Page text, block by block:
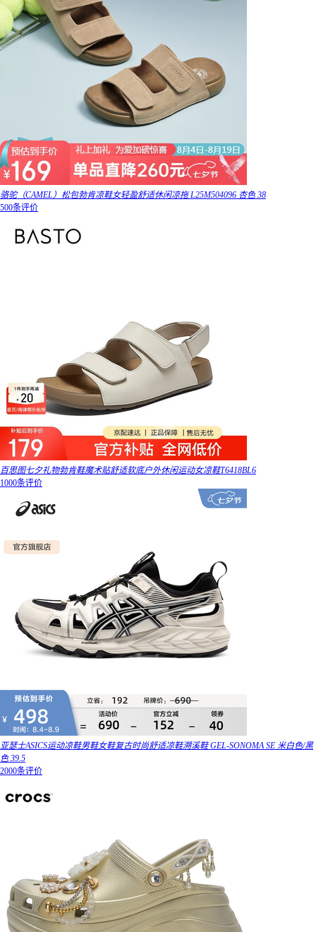
骆驼（CAMEL）松包勃肯凉鞋女轻盈舒适休闲凉拖 L25M504096 杏色 38
500条评价
百思图七夕礼物勃肯鞋魔术贴舒适软底户外休闲运动女凉鞋T6418BL6
1000条评价
亚瑟士ASICS运动凉鞋男鞋女鞋复古时尚舒适凉鞋溯溪鞋 GEL-SONOMA SE 米白色/黑
色 39.5
2000条评价